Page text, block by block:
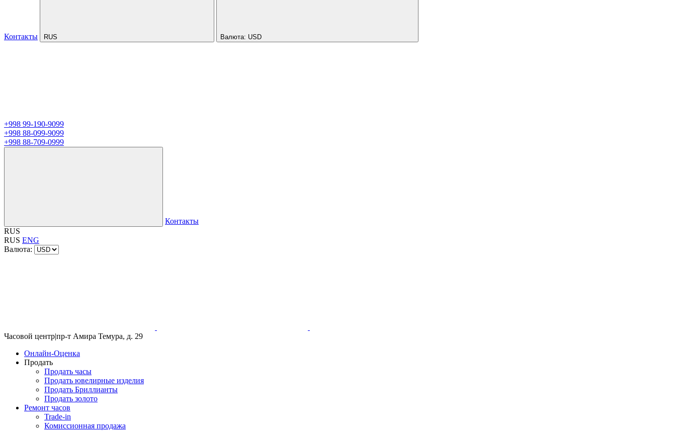
Контакты RUS Валюта: USD
+998 99-190-9099
+998 88-099-9099
+998 88-709-0999
Контакты
RUS
RUS ENG
Валюта:
Часовой центр|пр-т Амира Темура, д. 29
Онлайн-Оценка
Продать
Продать часы
Продать ювелирные изделия
Продать Бриллианты
Продать золото
Ремонт часов
Trade-in
Комиссионная продажа